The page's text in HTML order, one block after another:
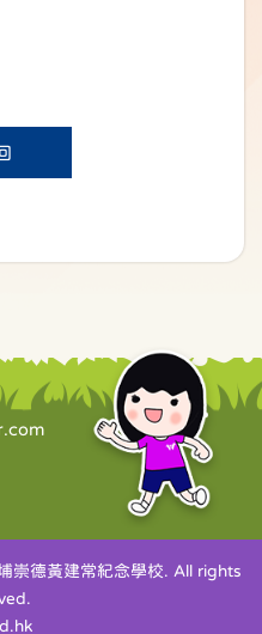
崇德黃建常紀念學校. All rights